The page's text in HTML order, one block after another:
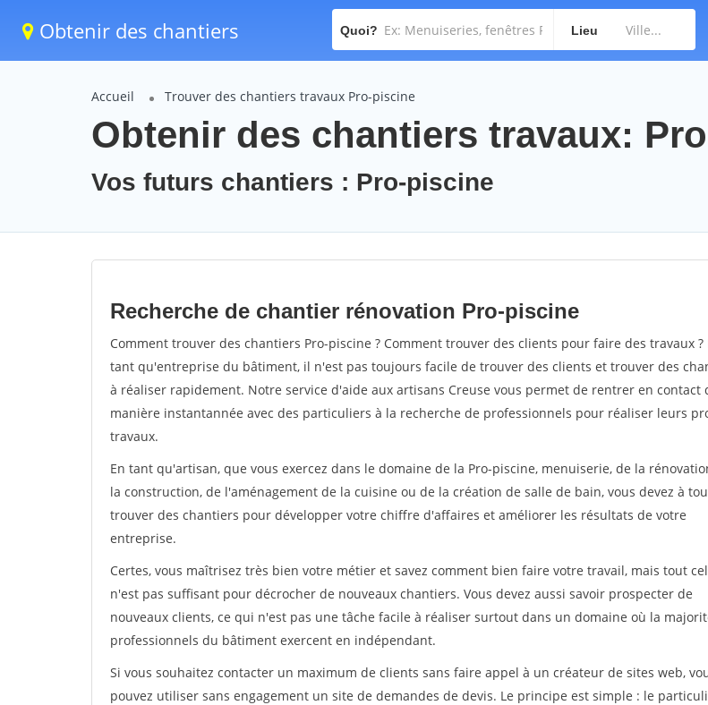
Obtenir des chantiers Quoi? Lieu
Accueil Trouver des chantiers travaux Pro-piscine
Obtenir des chantiers travaux:
Vos futurs chantiers : Pro-piscine
Recherche de chantier rénovation Pro-piscine
Comment trouver des chantiers Pro-piscine ? Comment trouver des clients pour faire des travaux ?
tant qu'entreprise du bâtiment, il n'est pas toujours facile de trouver des clients et trouver des
à réaliser rapidement. Notre service d'aide aux artisans Creuse vous permet de rentrer en contact
manière instantannée avec des particuliers à la recherche de professionnels pour réaliser leurs
travaux.
En tant qu'artisan, que vous exercez dans le domaine de la Pro-piscine, menuiserie, de la
la construction, de l'aménagement de la cuisine ou de la création de salle de bain, vous devez à
trouver des chantiers pour développer votre chiffre d'affaires et améliorer les résultats de votre
entreprise.
Certes, vous maîtrisez très bien votre métier et savez comment bien faire votre travail, mais tout
n'est pas suffisant pour décrocher de nouveaux chantiers. Vous devez aussi savoir prospecter de
nouveaux clients, ce qui n'est pas une tâche facile à réaliser surtout dans un domaine où la
professionnels du bâtiment exercent en indépendant.
Si vous souhaitez contacter un maximum de clients sans faire appel à un créateur de sites web,
pouvez utiliser sans engagement un site de demandes de devis. Le principe est simple : le